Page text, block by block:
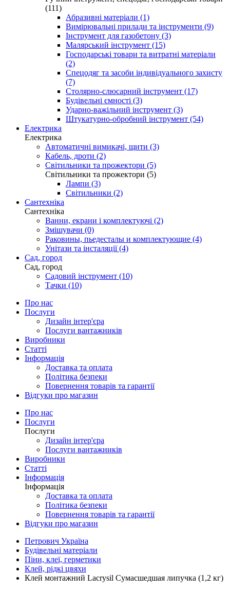
(111)
Абразивні матеріали (1)
Вимірювальні прилади та інструменти (9)
Інструмент для газобетону (3)
Малярський інструмент (15)
Господарські товари та витратні матеріали
(2)
Спецодяг та засоби індивідуального захисту
(7)
Столярно-слюсарний інструмент (17)
Будівельні ємності (3)
Ударно-важільний інструмент (3)
Штукатурно-обробний інструмент (54)
Електрика
Електрика
Автоматичні вимикачі, щити (3)
Кабель, дроти (2)
Світильники та прожектори (5)
Світильники та прожектори (5)
Лампи (3)
Світильники (2)
Сантехніка
Сантехніка
Ванни, екрани і комплектуючі (2)
Змішувачи (0)
Раковины, пьедесталы и комплектующие (4)
Унітази та інсталяції (4)
Сад, город
Сад, город
Садовий інструмент (10)
Тачки (10)
Про нас
Послуги
Дизайн інтер'єра
Послуги вантажників
Виробники
Статті
Інформація
Доставка та оплата
Політика безпеки
Повернення товарів та гарантії
Відгуки про магазин
Про нас
Послуги
Послуги
Дизайн інтер'єра
Послуги вантажників
Виробники
Статті
Інформація
Інформація
Доставка та оплата
Політика безпеки
Повернення товарів та гарантії
Відгуки про магазин
Петрович Україна
Будівельні матеріали
Піни, клеї, герметики
Клей, рідкі цвяхи
Клей монтажний Lacrysil Сумасшедшая липучка (1,2 кг)